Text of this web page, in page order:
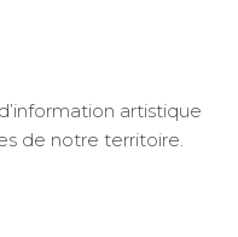
artistique
de notre territoire.